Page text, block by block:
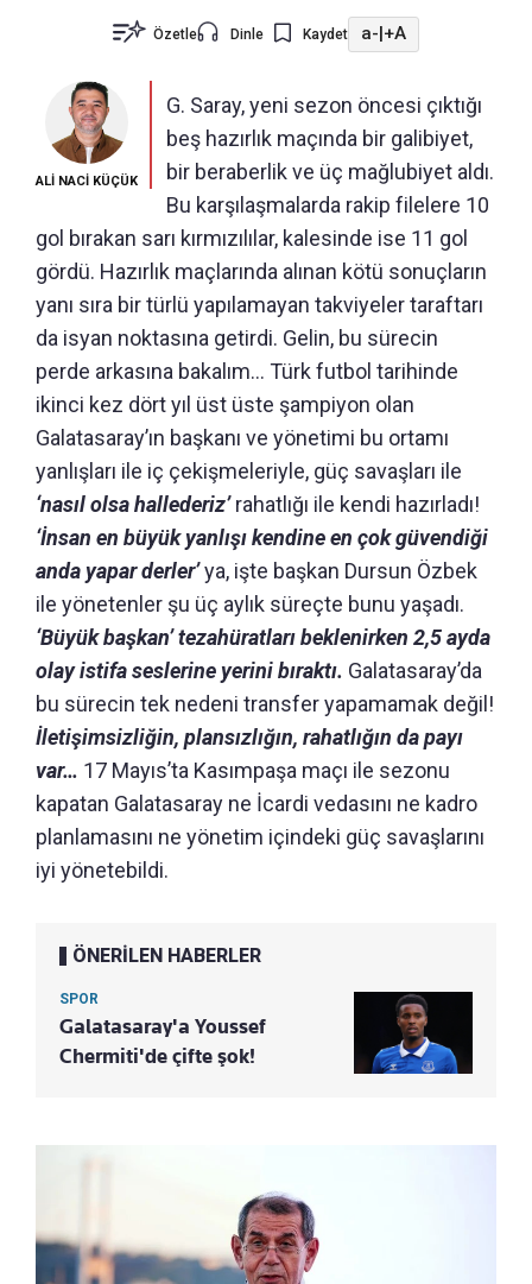
Özetle Dinle Kaydet a-|+A
ALİ NACİ KÜÇÜK
G. Saray, yeni sezon öncesi çıktığı
beş hazırlık maçında bir galibiyet,
bir beraberlik ve üç mağlubiyet aldı.
Bu karşılaşmalarda rakip filelere 10
gol bırakan sarı kırmızılılar, kalesinde ise 11 gol
gördü. Hazırlık maçlarında alınan kötü sonuçların
yanı sıra bir türlü yapılamayan takviyeler taraftarı
da isyan noktasına getirdi. Gelin, bu sürecin
perde arkasına bakalım… Türk futbol tarihinde
ikinci kez dört yıl üst üste şampiyon olan
Galatasaray’ın başkanı ve yönetimi bu ortamı
yanlışları ile iç çekişmeleriyle, güç savaşları ile
‘nasıl olsa hallederiz’rahatlığı ile kendi hazırladı!
‘İnsan en büyük yanlışı kendine en çok güvendiği
anda yapar derler’ya, işte başkan Dursun Özbek
ile yönetenler şu üç aylık süreçte bunu yaşadı.
‘Büyük başkan’ tezahüratları beklenirken 2,5 ayda
olay istifa seslerine yerini bıraktı. Galatasaray’da
bu sürecin tek nedeni transfer yapamamak değil!
İletişimsizliğin, plansızlığın, rahatlığın da payı
var… 17 Mayıs’ta Kasımpaşa maçı ile sezonu
kapatan Galatasaray ne İcardi vedasını ne kadro
planlamasını ne yönetim içindeki güç savaşlarını
iyi yönetebildi.
ÖNERİLEN HABERLER
SPOR
Galatasaray'a Youssef
Chermiti'de çifte şok!